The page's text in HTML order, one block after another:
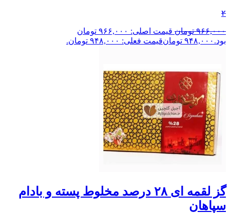
۲
۹۶۶,۰۰۰ تومان
قیمت اصلی: ۹۶۶,۰۰۰ تومان
بود. ۹۴۸,۰۰۰ تومانقیمت فعلی: ۹۴۸,۰۰۰ تومان.
گز لقمه ای ۲۸ درصد مخلوط پسته و بادام
سپاهان